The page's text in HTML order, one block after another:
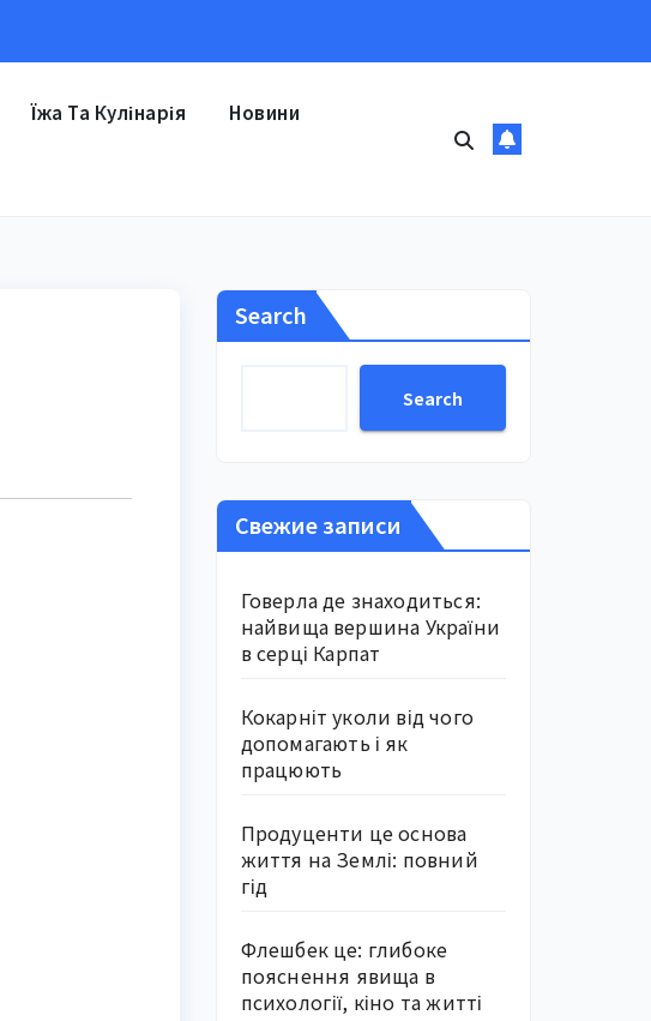
Їжа Та Кулінарія Новини
Search
Search
Свежие записи
Говерла де знаходиться:
найвища вершина України
в серці Карпат
Кокарніт уколи від чого
допомагають і як
працюють
Продуценти це основа
життя на Землі: повний
гід
Флешбек це: глибоке
пояснення явища в
психології, кіно та житті